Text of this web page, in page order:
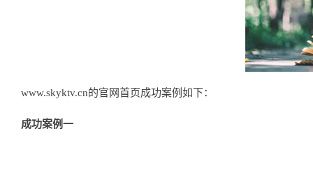
www.skyktv.cn的官网首页成功案例如下：
成功案例一